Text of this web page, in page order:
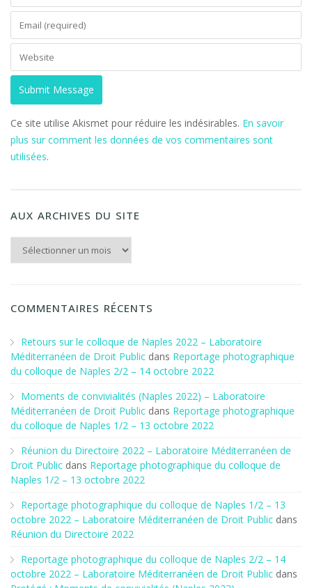
Ce site utilise Akismet pour réduire les indésirables. En savoir
plus sur comment les données de vos commentaires sont
utilisées.
AUX ARCHIVES DU SITE
COMMENTAIRES RÉCENTS
Retours sur le colloque de Naples 2022 – Laboratoire
Méditerranéen de Droit Public dans Reportage photographique
du colloque de Naples 2/2 – 14 octobre 2022
Moments de convivialités (Naples 2022) – Laboratoire
Méditerranéen de Droit Public dans Reportage photographique
du colloque de Naples 1/2 – 13 octobre 2022
Réunion du Directoire 2022 – Laboratoire Méditerranéen de
Droit Public dans Reportage photographique du colloque de
Naples 1/2 – 13 octobre 2022
Reportage photographique du colloque de Naples 1/2 – 13
octobre 2022 – Laboratoire Méditerranéen de Droit Public dans
Réunion du Directoire 2022
Reportage photographique du colloque de Naples 2/2 – 14
octobre 2022 – Laboratoire Méditerranéen de Droit Public dans